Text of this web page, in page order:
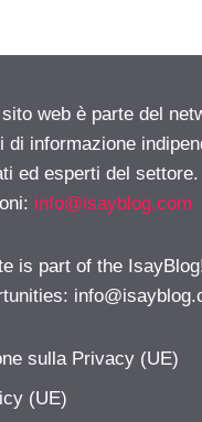
sito web è parte del
di informazione
ed esperti del
info@isayblog.com
is part of the
sulla Privacy (UE)
(UE)